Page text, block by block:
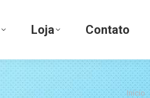
Loja Contato
Você
Início